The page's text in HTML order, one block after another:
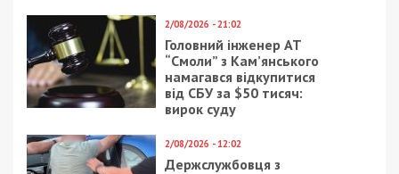
2/08/2026 - 21:02
Головний інженер АТ
“Смоли” з Кам’янського
намагався відкупитися
від СБУ за $50 тисяч:
вирок суду
2/08/2026 - 12:02
Держслужбовця з